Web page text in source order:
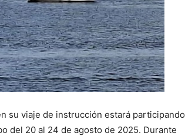
su viaje de instrucción estará participando
del 20 al 24 de agosto de 2025. Durante